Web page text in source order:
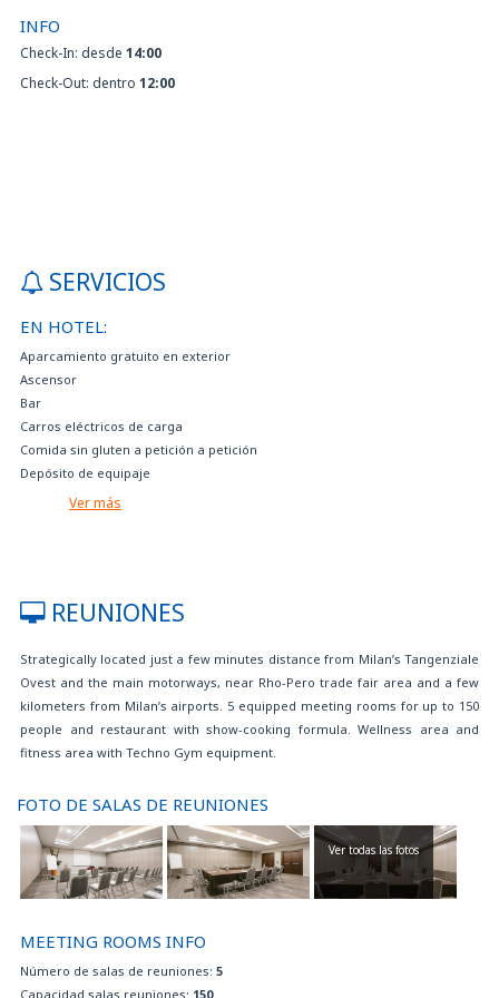
INFO
Check-In: desde 14:00
Check-Out: dentro 12:00
SERVICIOS
EN HOTEL:
Aparcamiento gratuito en exterior
Ascensor
Bar
Carros eléctricos de carga
Comida sin gluten a petición a petición
Depósito de equipaje
Diario gratuito
Habitaciones para no fumadores
Locutorio gratuito
Parking cubierto de pago
Personal multilingüe
Piscina cubierta climatizada
Restaurante
Servicio de fax y fotocopias
Servicio de internet Wi-Fi gratuito
Servicio lavandería
Si no está incluido en la tarifa reservada, el desayuno tendrá un coste
adicional de 10 EUR por persona y día
Sustainability certification
EN LA HABITACIÓN:
Maquina para hervir tè y café en todas las habitaciones
Ver más
REUNIONES
Strategically located just a few minutes distance from Milan’s Tangenziale
Ovest and the main motorways, near Rho-Pero trade fair area and a few
kilometers from Milan’s airports. 5 equipped meeting rooms for up to 150
people and restaurant with show-cooking formula. Wellness area and
fitness area with Techno Gym equipment.
FOTO DE SALAS DE REUNIONES
Ver todas las fotos
MEETING ROOMS INFO
Número de salas de reuniones: 5
Capacidad salas reuniones: 150